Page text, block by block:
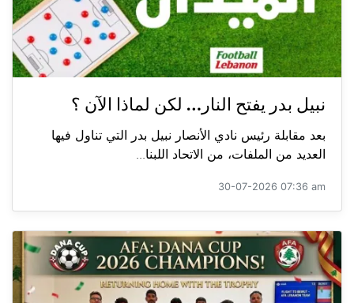
نبيل بدر يفتح النار… لكن لماذا الآن ؟
بعد مقابلة رئيس نادي الأنصار نبيل بدر التي تناول فيها
العديد من الملفات، من الاتحاد اللبنا...
30-07-2026 07:36 am